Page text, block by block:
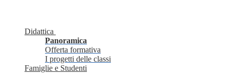
Didattica
Panoramica
Offerta formativa
I progetti delle classi
Famiglie e Studenti